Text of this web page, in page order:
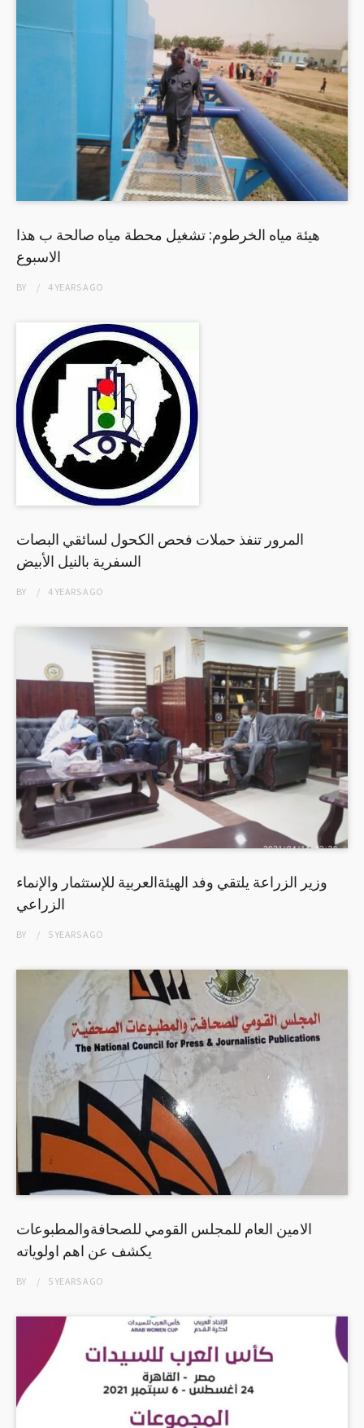
هيئة مياه الخرطوم: تشغيل محطة مياه صالحة ب هذا
الاسبوع
BY 4 YEARSAGO
المرور تنفذ حملات فحص الكحول لسائقي البصات
السفرية بالنيل الأبيض
BY 4 YEARSAGO
وزير الزراعة يلتقي وفد الهيئةالعربية للإستثمار والإنماء
الزراعي
BY 5 YEARSAGO
الامين العام للمجلس القومي للصحافةوالمطبوعات
يكشف عن اهم اولوياته
BY 5 YEARSAGO